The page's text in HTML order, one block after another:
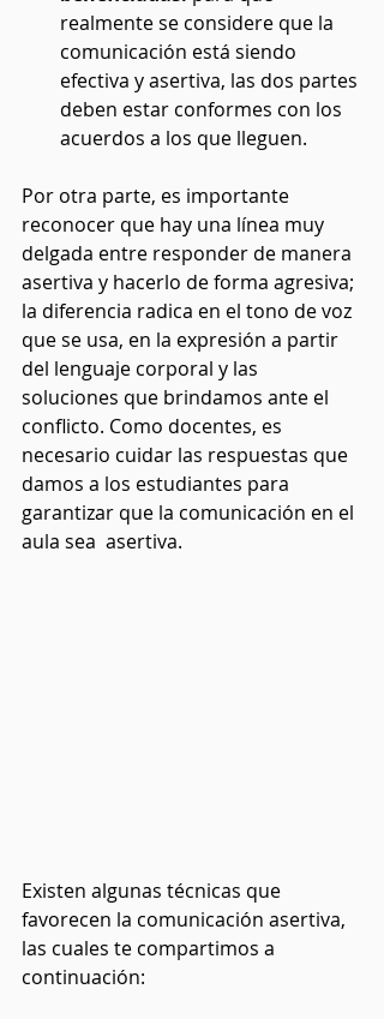
realmente se considere que la
comunicación está siendo
efectiva y asertiva, las dos partes
deben estar conformes con los
acuerdos a los que lleguen.
Por otra parte, es importante
reconocer que hay una línea muy
delgada entre responder de manera
asertiva y hacerlo de forma agresiva;
la diferencia radica en el tono de voz
que se usa, en la expresión a partir
del lenguaje corporal y las
soluciones que brindamos ante el
conflicto. Como docentes, es
necesario cuidar las respuestas que
damos a los estudiantes para
garantizar que la comunicación en el
aula sea  asertiva.
Existen algunas técnicas que
favorecen la comunicación asertiva,
las cuales te compartimos a
continuación: